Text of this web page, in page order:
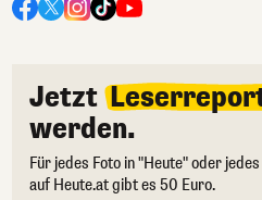
Jetzt
werden.
Für jedes Foto in "Heute" oder
auf Heute.at gibt es 50 Euro.